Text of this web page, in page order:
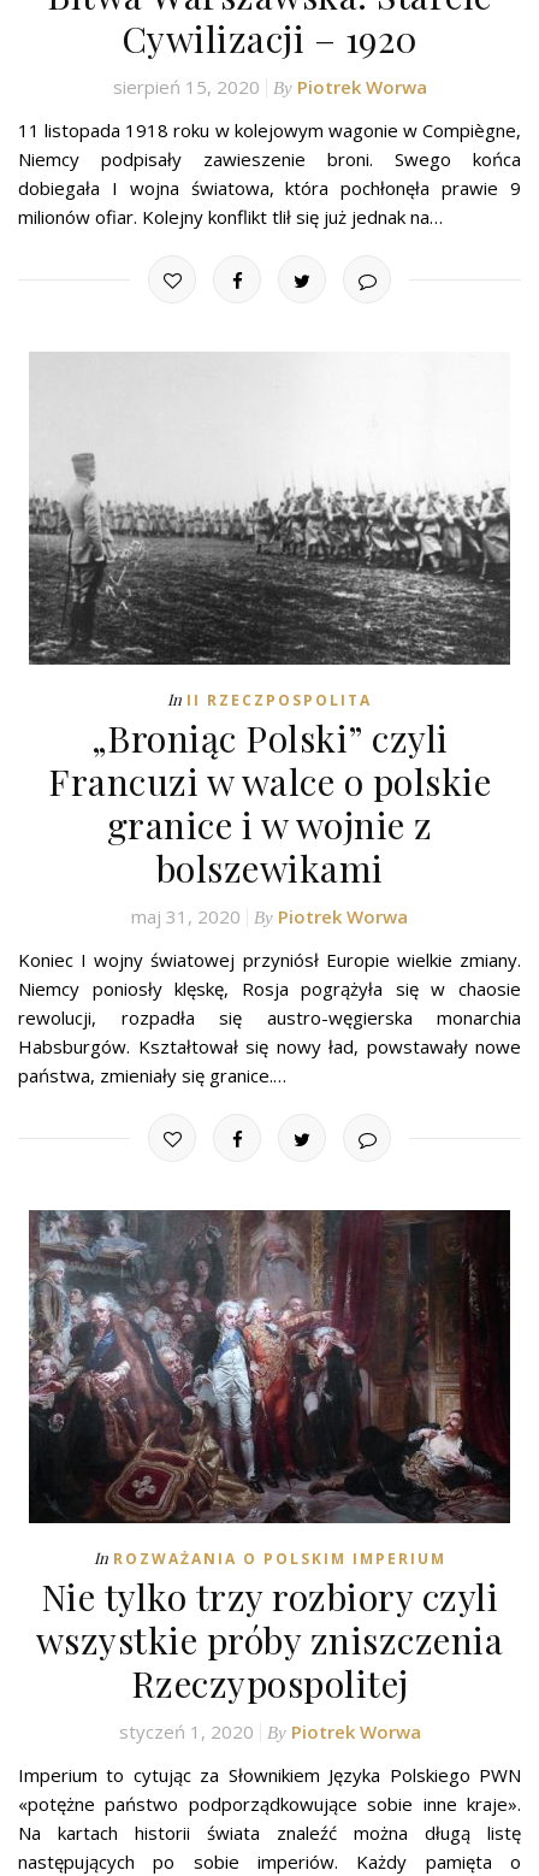
Cywilizacji – 1920
sierpień 15, 2020 By Piotrek Worwa
11 listopada 1918 roku w kolejowym wagonie w Compiègne,
Niemcy podpisały zawieszenie broni. Swego końca
dobiegała I wojna światowa, która pochłonęła prawie 9
milionów ofiar. Kolejny konflikt tlił się już jednak na…
In II RZECZPOSPOLITA
„Broniąc Polski” czyli
Francuzi w walce o polskie
granice i w wojnie z
bolszewikami
maj 31, 2020 By Piotrek Worwa
Koniec I wojny światowej przyniósł Europie wielkie zmiany.
Niemcy poniosły klęskę, Rosja pogrążyła się w chaosie
rewolucji, rozpadła się austro-węgierska monarchia
Habsburgów. Kształtował się nowy ład, powstawały nowe
państwa, zmieniały się granice.…
In ROZWAŻANIA O POLSKIM IMPERIUM
Nie tylko trzy rozbiory czyli
wszystkie próby zniszczenia
Rzeczypospolitej
styczeń 1, 2020 By Piotrek Worwa
Imperium to cytując za Słownikiem Języka Polskiego PWN
«potężne państwo podporządkowujące sobie inne kraje».
Na kartach historii świata znaleźć można długą listę
następujących po sobie imperiów. Każdy pamięta o